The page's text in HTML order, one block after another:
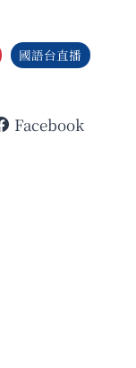
國語台直播
Facebook